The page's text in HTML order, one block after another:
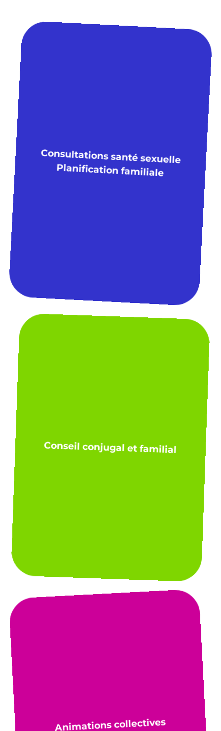
Consultations santé sexuelle
Planification familiale
Conseil conjugal et familial
Animations collectives